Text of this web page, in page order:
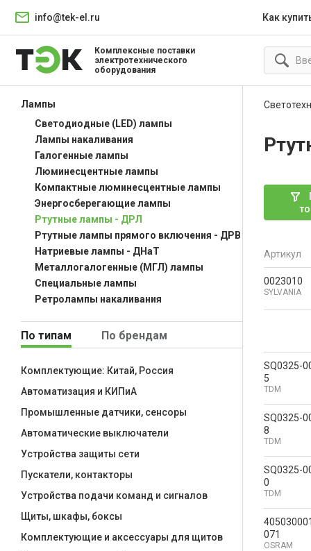
info@tek-el.ru Как
Комплексные поставки
электротехнического
оборудования
Артикул
0023010
SYLVANIA
SQ0325-
5
TDM
SQ0325-
8
TDM
SQ0325-
0
TDM
071
OSRAM
Лампы
Светодиодные (LED) лампы
Лампы накаливания
Галогенные лампы
Люминесцентные лампы
Компактные люминесцентные лампы
Энергосберегающие лампы
Ртутные лампы - ДРЛ
Ртутные лампы прямого включения - ДРВ
Натриевые лампы - ДНаТ
Металлогалогенные (МГЛ) лампы
Специальные лампы
Ретролампы накаливания
По типам По брендам
Комплектующие: Китай, Россия
Автоматизация и КИПиА
Промышленные датчики, сенсоры
Автоматические выключатели
Устройства защиты сети
Пускатели, контакторы
Устройства подачи команд и сигналов
Щиты, шкафы, боксы
Комплектующие и аксессуары для щитов